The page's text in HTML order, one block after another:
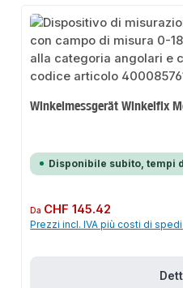
Winkelmessgerät Winkelfix
Disponibile subito, tempi
Prezzo normale:
Da CHF 145.42
Prezzi incl. IVA più costi di